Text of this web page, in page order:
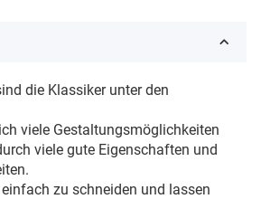
die Klassiker unter den
viele Gestaltungsmöglichkeiten
viele gute Eigenschaften und
zu schneiden und lassen